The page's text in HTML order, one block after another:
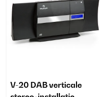
V-20 DAB verticale